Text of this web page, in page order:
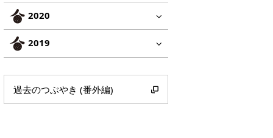
2020
2019
過去のつぶやき (番外編)